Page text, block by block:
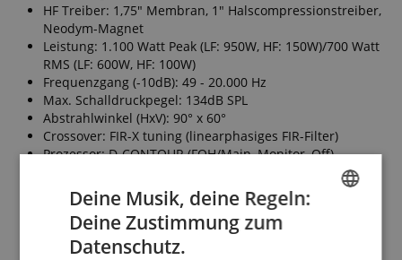
HF Treiber: 1,75" Membran, 1" Halscompressionstreiber,
Neodym-Magnet
Leistung: 1.100 Watt Peak (LF: 950W, HF: 150W)/700 Watt
RMS (LF: 600W, HF: 100W)
Frequenzgang (-10dB): 49 - 20.000 Hz
Max. Schalldruckpegel: 134dB SPL
Abstrahlwinkel (HxV): 90° x 60°
Crossover: FIR-X tuning (linearphasiges FIR-Filter)
Prozessor: D-CONTOUR (FOH/Main, Monitor, Off)
Eingangs-Anschlüsse: 1x XLR Mic/Line Input, 1x 6,3mm
Stereo Line Input, 1x RCA Input
Ausgangs-Anschlüsse: 1x XLR Mic/Line Thru (parallel zu
Mic/Line Input), 1x XLR Link Output
Link Output Mono/Stereo schaltbar
Deine Musik, deine Regeln:
Deine Zustimmung zum
Datenschutz.